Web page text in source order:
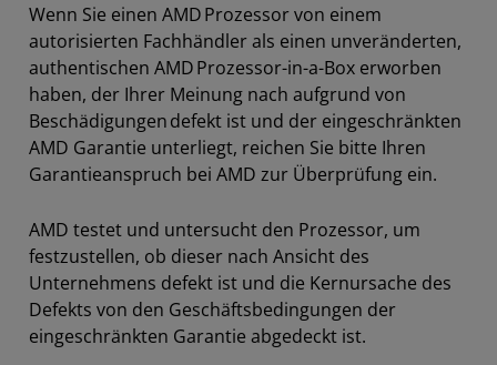
Wenn Sie einen AMD Prozessor von einem
autorisierten Fachhändler als einen unveränderten,
authentischen AMD Prozessor-in-a-Box erworben
haben, der Ihrer Meinung nach aufgrund von
Beschädigungen defekt ist und der eingeschränkten
AMD Garantie unterliegt, reichen Sie bitte Ihren
Garantieanspruch bei AMD zur Überprüfung ein.
AMD testet und untersucht den Prozessor, um
festzustellen, ob dieser nach Ansicht des
Unternehmens defekt ist und die Kernursache des
Defekts von den Geschäftsbedingungen der
eingeschränkten Garantie abgedeckt ist.